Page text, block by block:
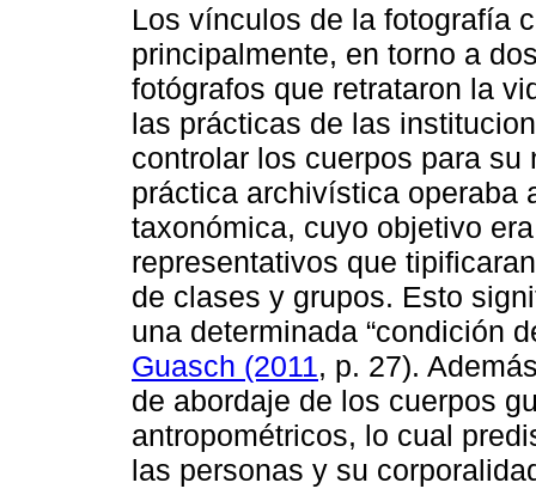
Los vínculos de la fotografía
principalmente, en torno a
fotógrafos que retrataron la
las prácticas de las
controlar los cuerpos para
práctica archivística operaba
taxonómica, cuyo objetivo
representativos que
de clases y grupos. Esto
una determinada “condición
Guasch (2011 , p. 27).
de abordaje de los cuerpos
antropométricos, lo cual
las personas y su